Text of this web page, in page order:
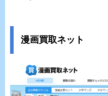
漫画買取ネット